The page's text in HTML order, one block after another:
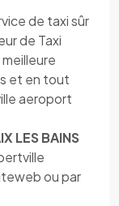
de taxi sûr
de Taxi
et en tout
aeroport
LES BAINS
ou par